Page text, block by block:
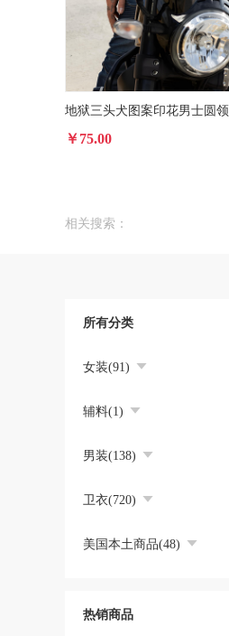
￥75.00
相关搜索：
所有分类
女装(91)
辅料(1)
男装(138)
卫衣(720)
美国本土商品(48)
热销商品